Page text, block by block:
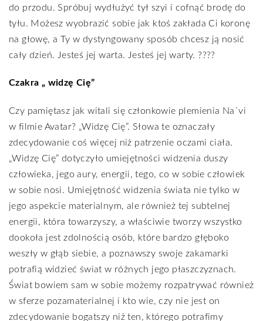
do przodu. Spróbuj wydłużyć tył szyi i cofnąć brodę do
tyłu. Możesz wyobrazić sobie jak ktoś zakłada Ci koronę
na głowę, a Ty w dystyngowany sposób chcesz ją nosić
cały dzień. Jesteś jej warta. Jesteś jej warty. ????
Czakra „ widzę Cię”
Czy pamiętasz jak witali się członkowie plemienia Na`vi
w filmie Avatar? „Widzę Cię”. Słowa te oznaczały
zdecydowanie coś więcej niż patrzenie oczami ciała.
„Widzę Cię” dotyczyło umiejętności widzenia duszy
człowieka, jego aury, energii, tego, co w sobie człowiek
w sobie nosi. Umiejętność widzenia świata nie tylko w
jego aspekcie materialnym, ale również tej subtelnej
energii, która towarzyszy, a właściwie tworzy wszystko
dookoła jest zdolnością osób, które bardzo głęboko
weszły w głąb siebie, a poznawszy swoje zakamarki
potrafią widzieć świat w różnych jego płaszczyznach.
Świat bowiem sam w sobie możemy rozpatrywać również
w sferze pozamaterialnej i kto wie, czy nie jest on
zdecydowanie bogatszy niż ten, którego potrafimy